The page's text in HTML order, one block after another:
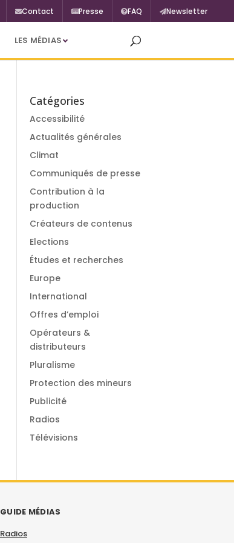
Contact Presse FAQ Newsletter
LES MÉDIAS
Catégories
Accessibilité
Actualités générales
Climat
Communiqués de presse
Contribution à la
production
Créateurs de contenus
Elections
Études et recherches
Europe
International
Offres d’emploi
Opérateurs &
distributeurs
Pluralisme
Protection des mineurs
Publicité
Radios
Télévisions
GUIDE MÉDIAS
Radios